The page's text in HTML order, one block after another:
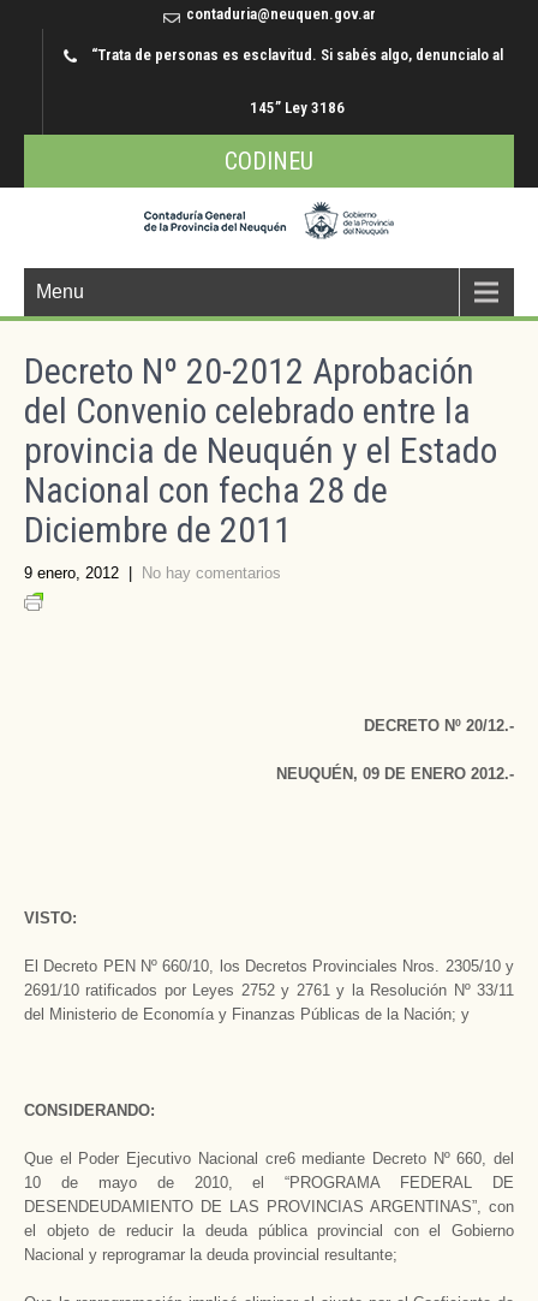
contaduria@neuquen.gov.ar
“Trata de personas es esclavitud. Si sabés algo, denuncialo al
145” Ley 3186
CODINEU
Menu
Decreto Nº 20-2012 Aprobación
del Convenio celebrado entre la
provincia de Neuquén y el Estado
Nacional con fecha 28 de
Diciembre de 2011
9 enero, 2012 No hay comentarios
DECRETO Nº 20/12.-
NEUQUÉN, 09 DE ENERO 2012.-
VISTO:
El Decreto PEN Nº 660/10, los Decretos Provinciales Nros. 2305/10 y
2691/10 ratificados por Leyes 2752 y 2761 y la Resolución Nº 33/11
del Ministerio de Economía y Finanzas Públicas de la Nación; y
CONSIDERANDO:
Que el Poder Ejecutivo Nacional cre6 mediante Decreto Nº 660, del
10 de mayo de 2010, el “PROGRAMA FEDERAL DE
DESENDEUDAMIENTO DE LAS PROVINCIAS ARGENTINAS”, con
el objeto de reducir la deuda pública provincial con el Gobierno
Nacional y reprogramar la deuda provincial resultante;